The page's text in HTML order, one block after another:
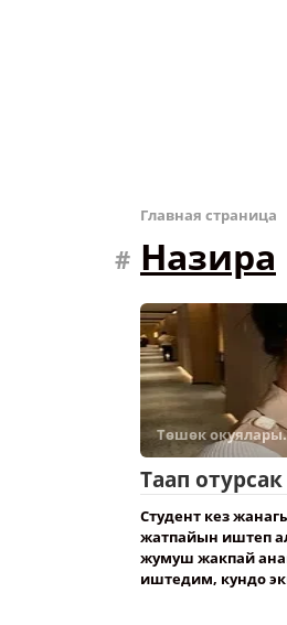
Главная страница
Назира
Төшөк окуялары.
Таап
Студент кез
жатпайын иштеп
жумуш жакпай
иштедим, кундо